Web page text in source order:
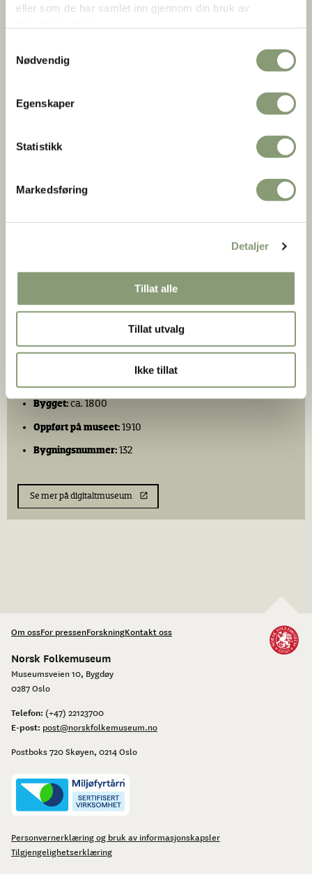
eller som de har samlet inn gjennom din bruk av
Nødvendig
Egenskaper
Statistikk
Markedsføring
Detaljer
Tillat alle
Tillat utvalg
Ikke tillat
løven – og til sist hverdagsmotivet med bonden og
tømmermerkeren.
Stue fra Akkerhaugen
Bygget:ca. 1800
Oppført på museet:1910
Bygningsnummer:132
Se mer på digitaltmuseum
Om ossFor pressenForskningKontakt oss
Norsk Folkemuseum
Museumsveien 10, Bygdøy
0287 Oslo
Telefon: (+47) 22123700
E-post: post@norskfolkemuseum.no
Postboks 720 Skøyen, 0214 Oslo
Personvernerklæring og bruk av informasjonskapsler
Tilgjengelighetserklæring